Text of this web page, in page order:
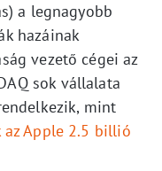
a legnagyobb
hazáinak
vezető cégei az
sok vállalata
mint
az Apple 2.5 billió